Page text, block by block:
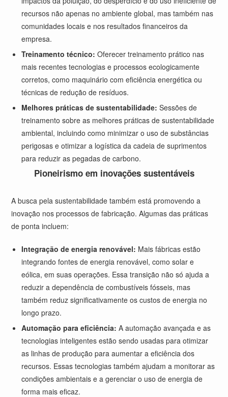
recursos não apenas no ambiente global, mas também nas
comunidades locais e nos resultados financeiros da
empresa.
Treinamento técnico: Oferecer treinamento prático nas
mais recentes tecnologias e processos ecologicamente
corretos, como maquinário com eficiência energética ou
técnicas de redução de resíduos.
Melhores práticas de sustentabilidade: Sessões de
treinamento sobre as melhores práticas de sustentabilidade
ambiental, incluindo como minimizar o uso de substâncias
perigosas e otimizar a logística da cadeia de suprimentos
para reduzir as pegadas de carbono.
Pioneirismo em inovações sustentáveis
A busca pela sustentabilidade também está promovendo a
inovação nos processos de fabricação. Algumas das práticas
de ponta incluem:
Integração de energia renovável: Mais fábricas estão
integrando fontes de energia renovável, como solar e
eólica, em suas operações. Essa transição não só ajuda a
reduzir a dependência de combustíveis fósseis, mas
também reduz significativamente os custos de energia no
longo prazo.
Automação para eficiência: A automação avançada e as
tecnologias inteligentes estão sendo usadas para otimizar
as linhas de produção para aumentar a eficiência dos
recursos. Essas tecnologias também ajudam a monitorar as
condições ambientais e a gerenciar o uso de energia de
forma mais eficaz.